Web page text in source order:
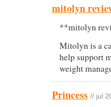
mitolyn
**mitolyn
Mitolyn is a
help support
weight
Princess // jul